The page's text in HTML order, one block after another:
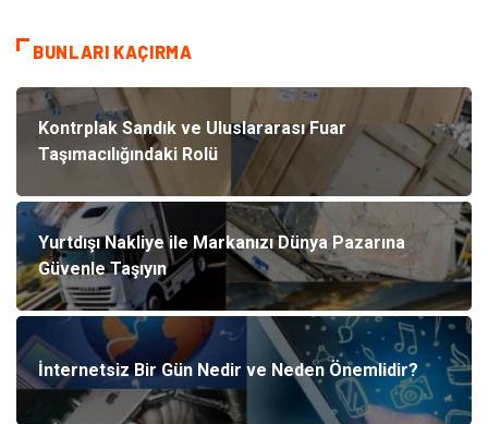
BUNLARI KAÇIRMA
Kontrplak Sandık ve Uluslararası Fuar
Taşımacılığındaki Rolü
Yurtdışı Nakliye ile Markanızı Dünya Pazarına
Güvenle Taşıyın
İnternetsiz Bir Gün Nedir ve Neden Önemlidir?